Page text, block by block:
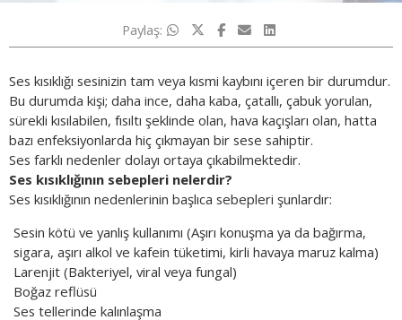
Paylaş:
Ses kısıklığı sesinizin tam veya kısmi kaybını içeren bir durumdur.
Bu durumda kişi; daha ince, daha kaba, çatallı, çabuk yorulan,
sürekli kısılabilen, fısıltı şeklinde olan, hava kaçışları olan, hatta
bazı enfeksiyonlarda hiç çıkmayan bir sese sahiptir.
Ses farklı nedenler dolayı ortaya çıkabilmektedir.
Ses kısıklığının sebepleri nelerdir?
Ses kısıklığının nedenlerinin başlıca sebepleri şunlardır:
Sesin kötü ve yanlış kullanımı (Aşırı konuşma ya da bağırma,
sigara, aşırı alkol ve kafein tüketimi, kirli havaya maruz kalma)
Larenjit (Bakteriyel, viral veya fungal)
Boğaz reflüsü
Ses tellerinde kalınlaşma